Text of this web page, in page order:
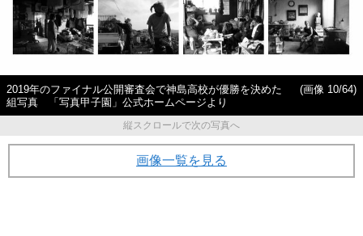
2019年のファイナル公開審査会で神島高校が優勝を決めた
組写真 「写真甲子園」公式ホームページより
(画像 10/64)
縦スクロールで次の写真へ
画像一覧を見る